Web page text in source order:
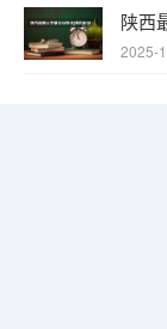
2025-